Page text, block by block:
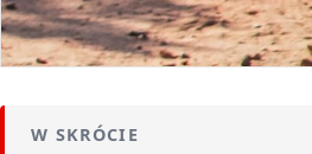
W SKRÓCIE